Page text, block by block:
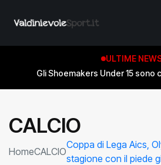
ULTIME
Gli Shoemakers Under 15 sono
CALCIO
HomeCALCIO
Coppa di Lega Aics,
stagione con il piede